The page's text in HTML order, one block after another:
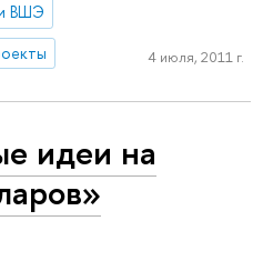
ВШЭ
4 июля, 2011 г.
идеи на